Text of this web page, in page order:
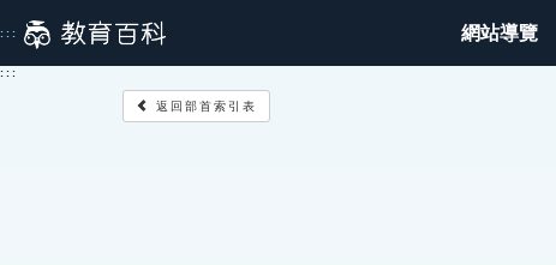
到
主
::: 網站導覽
:::
返回部首索引表